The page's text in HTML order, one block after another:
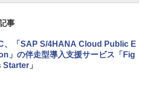
事
、「SAP S/4HANA Cloud Public E
」の伴走型導入支援サービス「Fig
Starter」